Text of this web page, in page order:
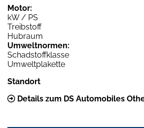
Motor:
kW / PS
Treibstoff
Hubraum
Umweltnormen:
Schadstoffklasse
Umweltplakette
Standort
Details zum DS Automobiles